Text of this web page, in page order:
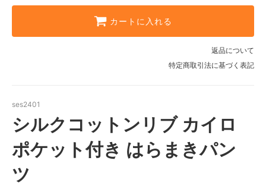
カートに入れる
返品について
特定商取引法に基づく表記
ses2401
シルクコットンリブ カイロ
ポケット付き はらまきパン
ツ